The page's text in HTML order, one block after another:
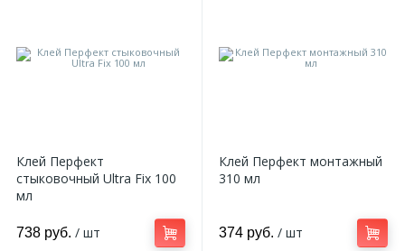
Клей Перфект
стыковочный Ultra Fix 100
мл
738 руб. / шт
Клей Перфект монтажный
310 мл
374 руб. / шт